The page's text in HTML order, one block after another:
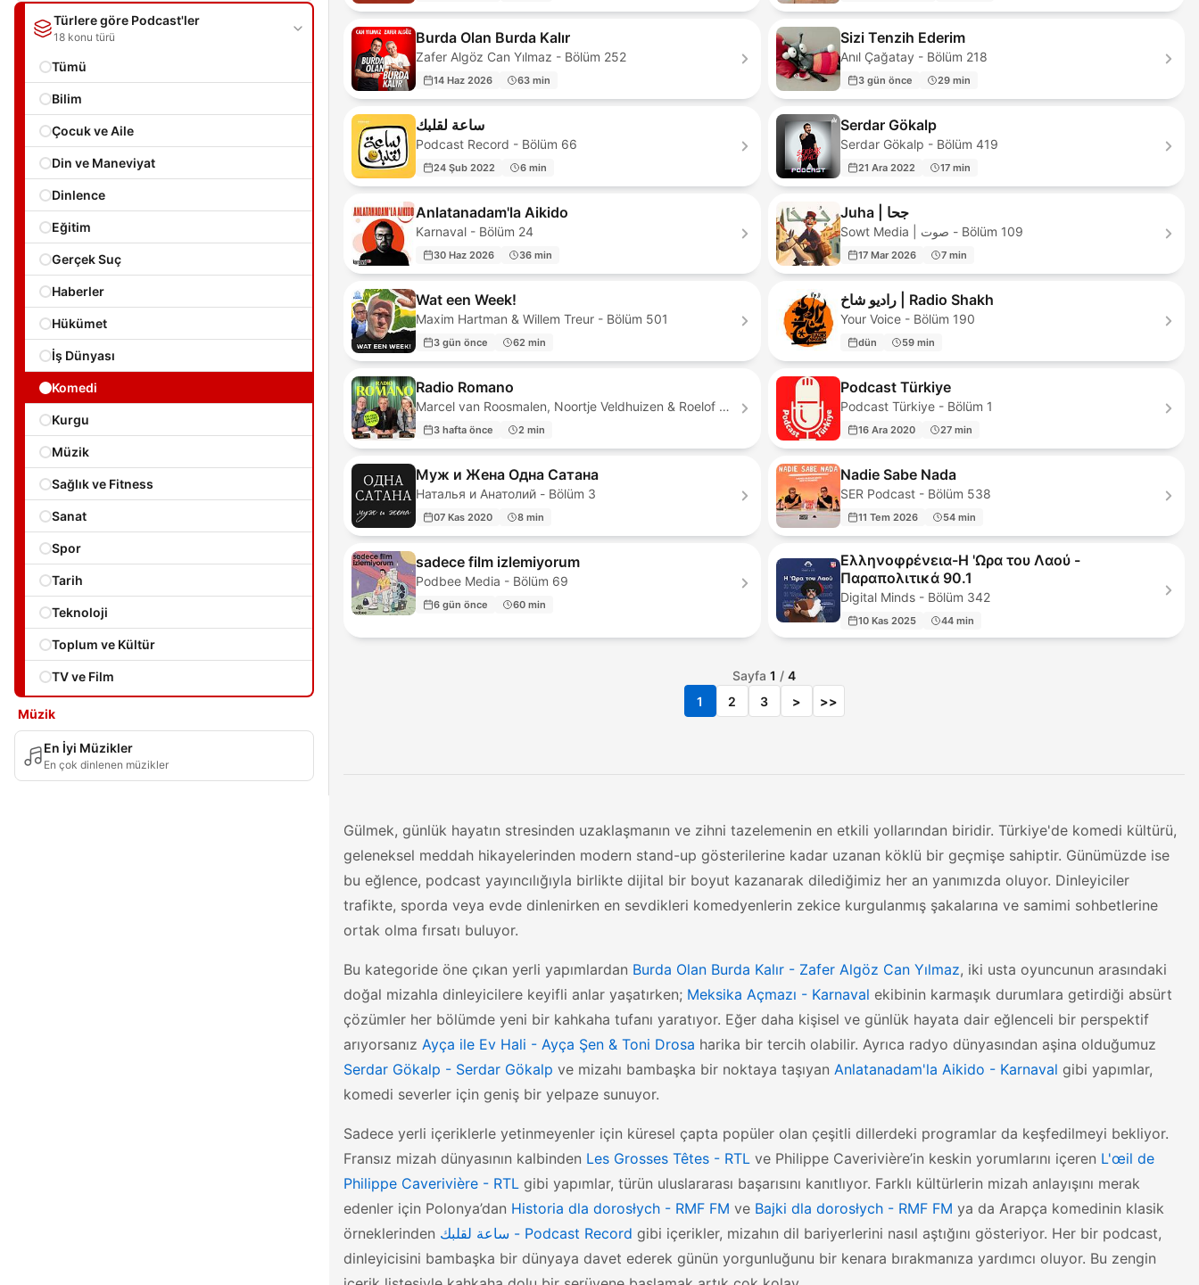
Türlere göre Podcast'ler
18 konu türü
Tümü
Bilim
Çocuk ve Aile
Din ve Maneviyat
Dinlence
Eğitim
Gerçek Suç
Haberler
Hükümet
İş Dünyası
Komedi
Kurgu
Müzik
Sağlık ve Fitness
Sanat
Spor
Tarih
Teknoloji
Toplum ve Kültür
TV ve Film
Müzik
En İyi Müzikler
En çok dinlenen müzikler
Burda Olan Burda Kalır
Zafer Algöz Can Yılmaz - Bölüm 252
14 Haz 2026 63 min
Sizi Tenzih Ederim
Anıl Çağatay - Bölüm 218
3 gün önce 29 min
ساعة لقلبك
Podcast Record - Bölüm 66
24 Şub 2022 6 min
Serdar Gökalp
Serdar Gökalp - Bölüm 419
21 Ara 2022 17 min
Anlatanadam'la Aikido
Karnaval - Bölüm 24
30 Haz 2026 36 min
Juha | جحا
Sowt Media | صوت - Bölüm 109
17 Mar 2026 7 min
Wat een Week!
Maxim Hartman & Willem Treur - Bölüm 501
3 gün önce 62 min
رادیو شاخ | Radio Shakh
Your Voice - Bölüm 190
dün 59 min
Radio Romano
Marcel van Roosmalen, Noortje Veldhuizen & Roelof de Vries - Bölüm 254
3 hafta önce 2 min
Podcast Türkiye
Podcast Türkiye - Bölüm 1
16 Ara 2020 27 min
Муж и Жена Одна Сатана
Наталья и Анатолий - Bölüm 3
07 Kas 2020 8 min
Nadie Sabe Nada
SER Podcast - Bölüm 538
11 Tem 2026 54 min
sadece film izlemiyorum
Podbee Media - Bölüm 69
6 gün önce 60 min
Ελληνοφρένεια-Η 'Ωρα του Λαού -
Παραπολιτικά 90.1
Digital Minds - Bölüm 342
10 Kas 2025 44 min
Sayfa 1 / 4
1
2 3 > >>
Gülmek, günlük hayatın stresinden uzaklaşmanın ve zihni tazelemenin en etkili yollarından biridir. Türkiye'de komedi kültürü,
geleneksel meddah hikayelerinden modern stand-up gösterilerine kadar uzanan köklü bir geçmişe sahiptir. Günümüzde ise
bu eğlence, podcast yayıncılığıyla birlikte dijital bir boyut kazanarak dilediğimiz her an yanımızda oluyor. Dinleyiciler
trafikte, sporda veya evde dinlenirken en sevdikleri komedyenlerin zekice kurgulanmış şakalarına ve samimi sohbetlerine
ortak olma fırsatı buluyor.
Bu kategoride öne çıkan yerli yapımlardan Burda Olan Burda Kalır - Zafer Algöz Can Yılmaz, iki usta oyuncunun arasındaki
doğal mizahla dinleyicilere keyifli anlar yaşatırken; Meksika Açmazı - Karnaval ekibinin karmaşık durumlara getirdiği absürt
çözümler her bölümde yeni bir kahkaha tufanı yaratıyor. Eğer daha kişisel ve günlük hayata dair eğlenceli bir perspektif
arıyorsanız Ayça ile Ev Hali - Ayça Şen & Toni Drosa harika bir tercih olabilir. Ayrıca radyo dünyasından aşina olduğumuz
Serdar Gökalp - Serdar Gökalp ve mizahı bambaşka bir noktaya taşıyan Anlatanadam'la Aikido - Karnaval gibi yapımlar,
komedi severler için geniş bir yelpaze sunuyor.
Sadece yerli içeriklerle yetinmeyenler için küresel çapta popüler olan çeşitli dillerdeki programlar da keşfedilmeyi bekliyor.
Fransız mizah dünyasının kalbinden Les Grosses Têtes - RTL ve Philippe Caverivière’in keskin yorumlarını içeren L'œil de
Philippe Caverivière - RTL gibi yapımlar, türün uluslararası başarısını kanıtlıyor. Farklı kültürlerin mizah anlayışını merak
edenler için Polonya’dan Historia dla dorosłych - RMF FM ve Bajki dla dorosłych - RMF FM ya da Arapça komedinin klasik
örneklerinden
ساعة لقلبك - Podcast Record gibi içerikler, mizahın dil bariyerlerini nasıl aştığını gösteriyor. Her bir podcast,
dinleyicisini bambaşka bir dünyaya davet ederek günün yorgunluğunu bir kenara bırakmanıza yardımcı oluyor. Bu zengin